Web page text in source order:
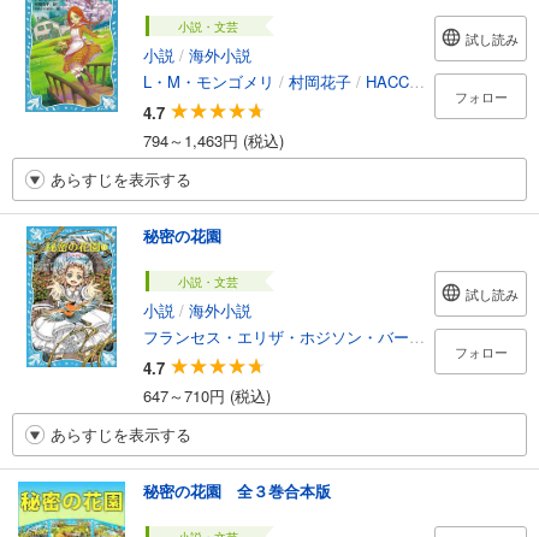
小説・文芸
小説 / 海外小説
L・M・モンゴメリ / 村岡花子 / HACCAN
4.7
794～1,463円 (税込)
試し読み
フォロー
あらすじを表示する
秘密の花園
小説・文芸
小説 / 海外小説
フランセス・エリザ・ホジソン・バーネット
/谷口由美
4.7
647～710円 (税込)
試し読み
フォロー
あらすじを表示する
秘密の花園 全３巻合本版